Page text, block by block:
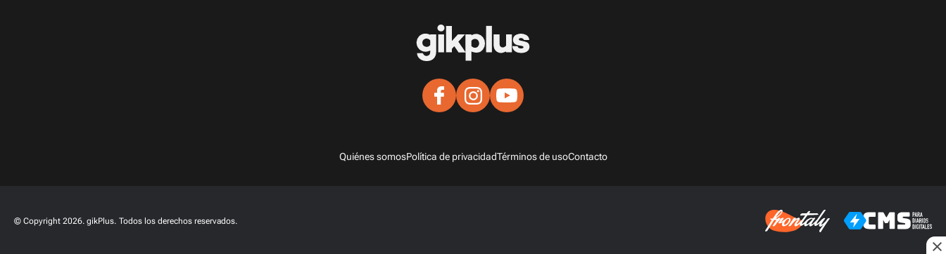
Quiénes somosPolítica de privacidadTérminos de usoContacto
© Copyright 2026. gikPlus. Todos los derechos reservados.